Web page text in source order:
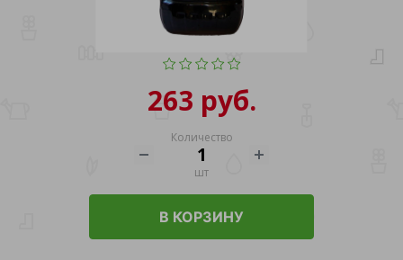
263 руб.
Количество
шт
В КОРЗИНУ